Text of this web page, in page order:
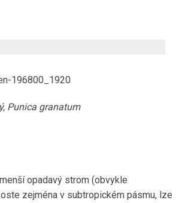
Punica granatum
opadavý strom (obvykle
zejména v subtropickém pásmu, lze